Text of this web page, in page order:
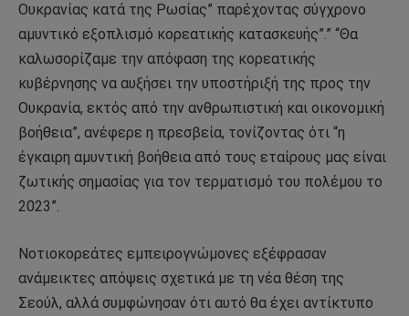
Ουκρανίας κατά της Ρωσίας” παρέχοντας σύγχρονο
αμυντικό εξοπλισμό κορεατικής κατασκευής”.” “Θα
καλωσορίζαμε την απόφαση της κορεατικής
κυβέρνησης να αυξήσει την υποστήριξή της προς την
Ουκρανία, εκτός από την ανθρωπιστική και οικονομική
βοήθεια”, ανέφερε η πρεσβεία, τονίζοντας ότι “η
έγκαιρη αμυντική βοήθεια από τους εταίρους μας είναι
ζωτικής σημασίας για τον τερματισμό του πολέμου το
2023”.
Νοτιοκορεάτες εμπειρογνώμονες εξέφρασαν
ανάμεικτες απόψεις σχετικά με τη νέα θέση της
Σεούλ, αλλά συμφώνησαν ότι αυτό θα έχει αντίκτυπο